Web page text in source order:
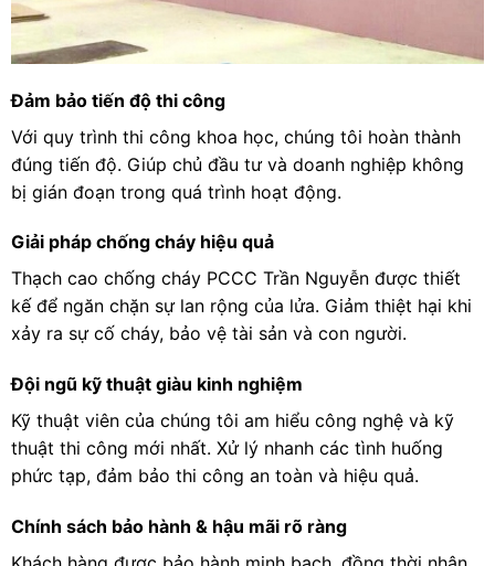
Đảm bảo tiến độ thi công
Với quy trình thi công khoa học, chúng tôi hoàn thành
đúng tiến độ. Giúp chủ đầu tư và doanh nghiệp không
bị gián đoạn trong quá trình hoạt động.
Giải pháp chống cháy hiệu quả
Thạch cao chống cháy PCCC Trần Nguyễn được thiết
kế để ngăn chặn sự lan rộng của lửa. Giảm thiệt hại khi
xảy ra sự cố cháy, bảo vệ tài sản và con người.
Đội ngũ kỹ thuật giàu kinh nghiệm
Kỹ thuật viên của chúng tôi am hiểu công nghệ và kỹ
thuật thi công mới nhất. Xử lý nhanh các tình huống
phức tạp, đảm bảo thi công an toàn và hiệu quả.
Chính sách bảo hành & hậu mãi rõ ràng